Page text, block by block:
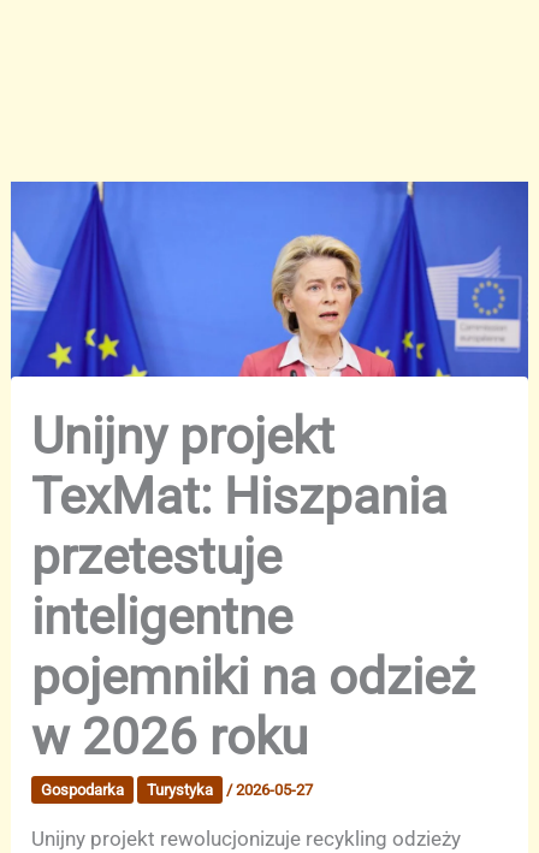
Unijny projekt
TexMat: Hiszpania
przetestuje
inteligentne
pojemniki na odzież
w 2026 roku
Gospodarka Turystyka /2026-05-27
Unijny projekt rewolucjonizuje recykling odzieży